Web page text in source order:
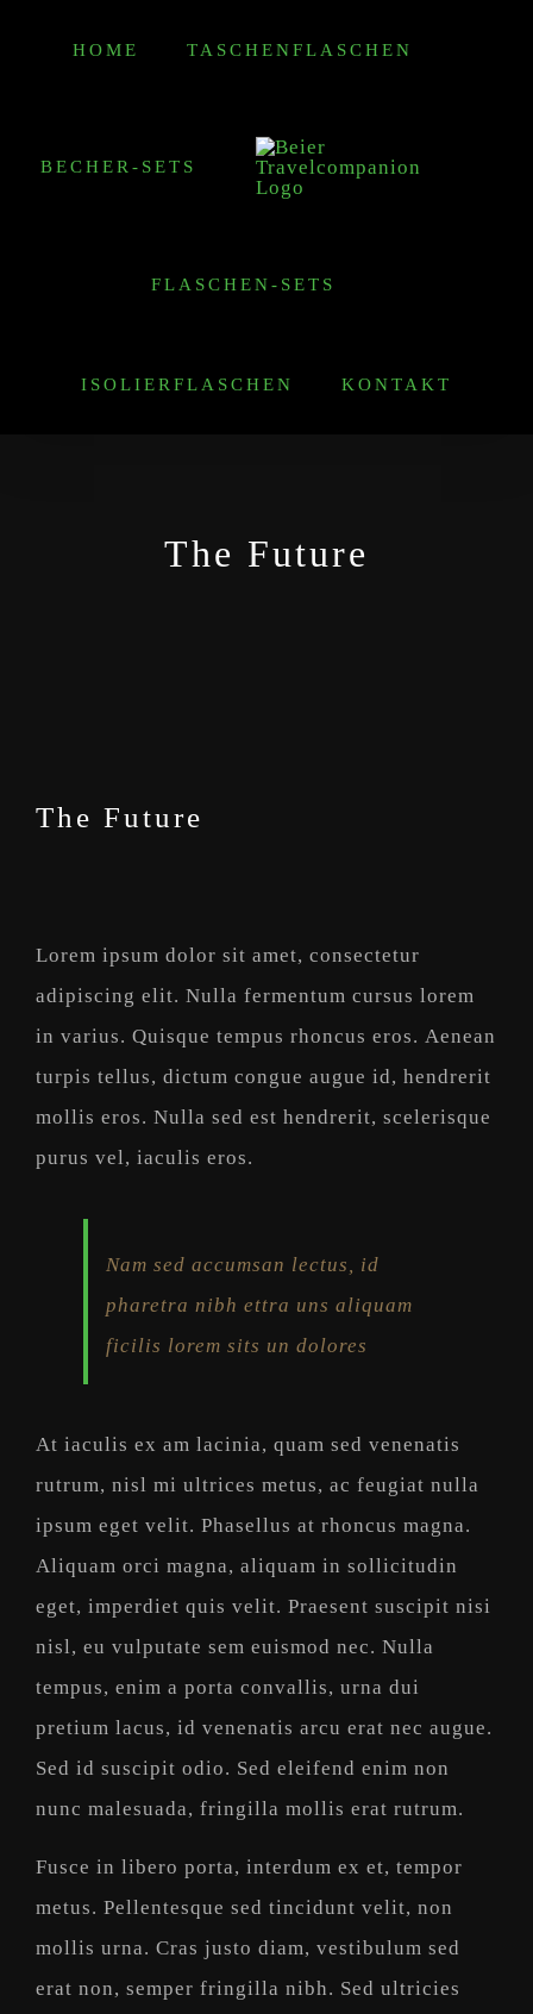
HOME TASCHENFLASCHEN
BECHER-SETS
FLASCHEN-SETS
ISOLIERFLASCHEN KONTAKT
The Future
The Future
Lorem ipsum dolor sit amet, consectetur
adipiscing elit. Nulla fermentum cursus lorem
in varius. Quisque tempus rhoncus eros. Aenean
turpis tellus, dictum congue augue id, hendrerit
mollis eros. Nulla sed est hendrerit, scelerisque
purus vel, iaculis eros.
Nam sed accumsan lectus, id
pharetra nibh ettra uns aliquam
ficilis lorem sits un dolores
At iaculis ex am lacinia, quam sed venenatis
rutrum, nisl mi ultrices metus, ac feugiat nulla
ipsum eget velit. Phasellus at rhoncus magna.
Aliquam orci magna, aliquam in sollicitudin
eget, imperdiet quis velit. Praesent suscipit nisi
nisl, eu vulputate sem euismod nec. Nulla
tempus, enim a porta convallis, urna dui
pretium lacus, id venenatis arcu erat nec augue.
Sed id suscipit odio. Sed eleifend enim non
nunc malesuada, fringilla mollis erat rutrum.
Fusce in libero porta, interdum ex et, tempor
metus. Pellentesque sed tincidunt velit, non
mollis urna. Cras justo diam, vestibulum sed
erat non, semper fringilla nibh. Sed ultricies